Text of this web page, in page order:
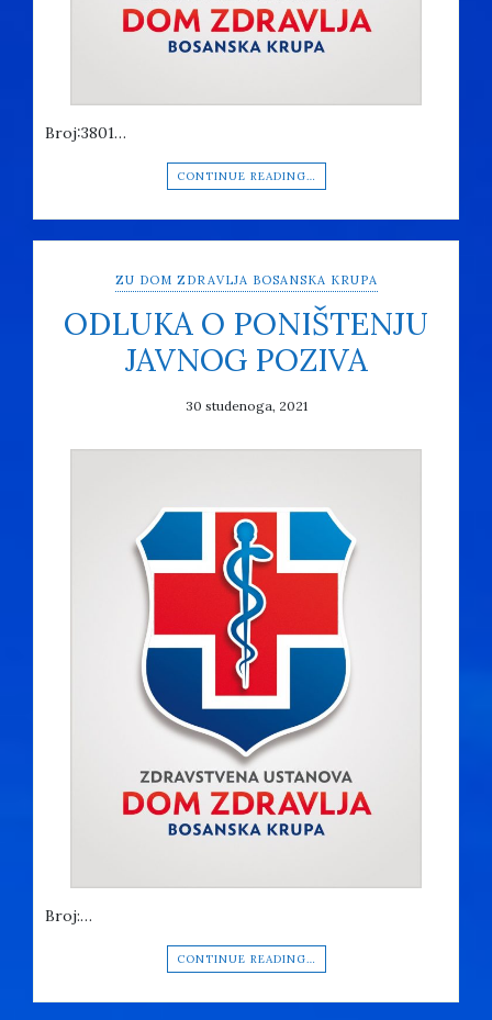
Broj:3801…
CONTINUE READING…
ZU DOM ZDRAVLJA BOSANSKA KRUPA
ODLUKA O PONIŠTENJU
JAVNOG POZIVA
30 studenoga, 2021
Broj:…
CONTINUE READING…